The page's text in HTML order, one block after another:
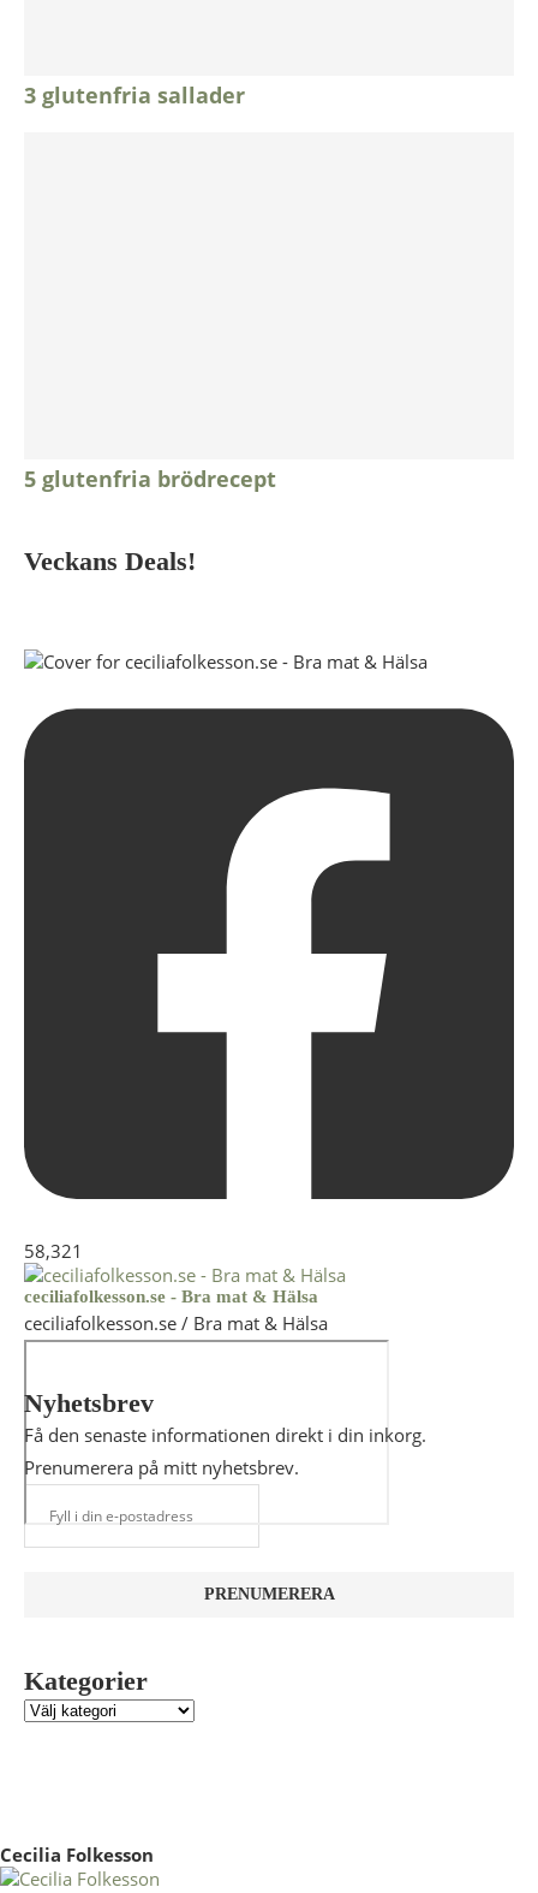
3 glutenfria sallader
5 glutenfria brödrecept
Veckans Deals!
58,321
ceciliafolkesson.se - Bra mat & Hälsa
ceciliafolkesson.se / Bra mat & Hälsa
Nyhetsbrev
Få den senaste informationen direkt i din inkorg.
Prenumerera på mitt nyhetsbrev.
Kategorier
Cecilia Folkesson